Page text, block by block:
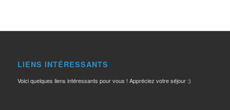
LIENS INTÉRESSANTS
Voici quelques liens intéressants pour vous ! Appréciez votre séjour :)